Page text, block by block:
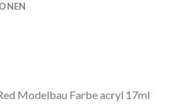
Modelbau Farbe acryl 17ml